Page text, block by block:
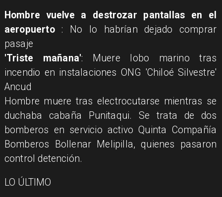
Hombre vuelve a destrozar pantallas en el
aeropuerto : No lo habrían dejado comprar
pasaje
'Triste mañana': Muere lobo marino tras
incendio en instalaciones ONG 'Chiloé Silvestre'
Ancud
Hombre muere tras electrocutarse mientras se
duchaba cabaña Punitaqui. Se trata de dos
bomberos en servicio activo Quinta Compañía
Bomberos Bollenar Melipilla, quienes pasaron
control detención.
LO ÚLTIMO